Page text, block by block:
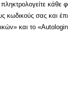
πληκτρολογείτε κάθε
κωδικούς σας και
και το